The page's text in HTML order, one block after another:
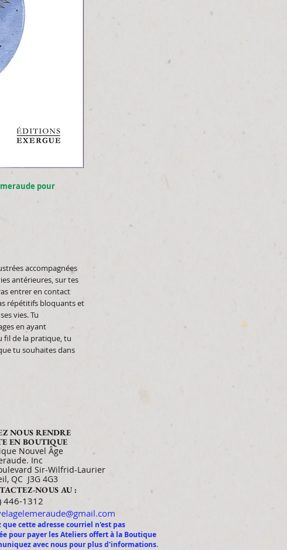
pour
accompagnées
antérieures, sur tes
entrer en contact
répétitifs bloquants et
vies. Tu
en ayant
fil de la pratique, tu
tu souhaites dans
NOUS RENDRE
EN BOUTIQUE
Nouvel Âge
Inc
Sir-Wilfrid-Laurier
QC J3G 4G3
NOUS AU :
446-1312
que cette adresse courriel n'est pas
pour payer les Ateliers offert à la Boutique
avec nous pour plus d'informations.